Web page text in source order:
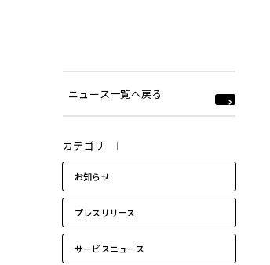
ニュース一覧へ戻る
カテゴリ
お知らせ
プレスリリース
サービスニュース